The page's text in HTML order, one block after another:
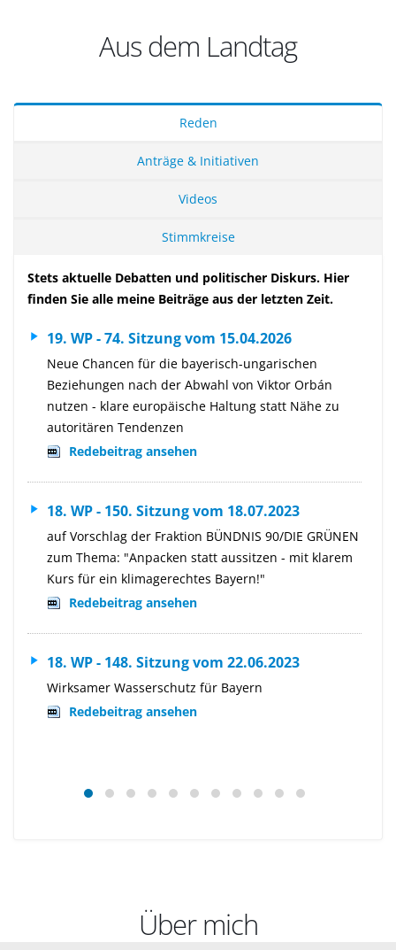
Aus dem Landtag
Reden
Anträge & Initiativen
Videos
Stimmkreise
Stets aktuelle Debatten und politischer Diskurs. Hier
finden Sie alle meine Beiträge aus der letzten Zeit.
19. WP - 74. Sitzung vom 15.04.2026
Neue Chancen für die bayerisch-ungarischen
Beziehungen nach der Abwahl von Viktor Orbán
nutzen - klare europäische Haltung statt Nähe zu
autoritären Tendenzen
Redebeitrag ansehen
18. WP - 150. Sitzung vom 18.07.2023
auf Vorschlag der Fraktion BÜNDNIS 90/DIE GRÜNEN
zum Thema: "Anpacken statt aussitzen - mit klarem
Kurs für ein klimagerechtes Bayern!"
Redebeitrag ansehen
18. WP - 148. Sitzung vom 22.06.2023
Wirksamer Wasserschutz für Bayern
Redebeitrag ansehen
Über mich